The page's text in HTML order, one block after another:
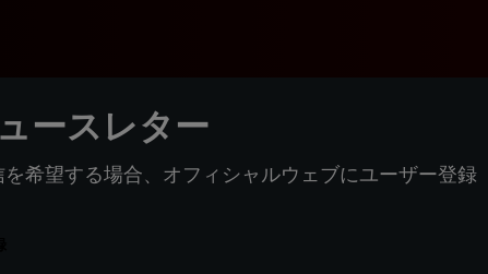
ースレター
希望する場合、オフィシャルウェブにユーザー登録